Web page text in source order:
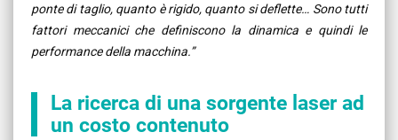
ponte di taglio, quanto è rigido, quanto si deflette… Sono tutti
fattori meccanici che definiscono la dinamica e quindi le
performance della macchina.”
La ricerca di una sorgente laser ad
un costo contenuto